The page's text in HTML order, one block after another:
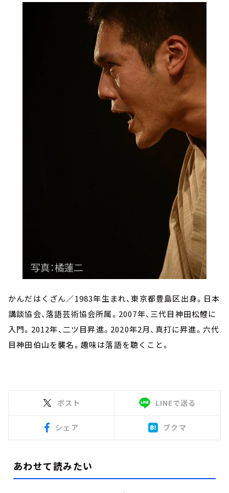
かんだはくざん／1983年生まれ、東京都豊島区出身。日本
講談協会、落語芸術協会所属。2007年、三代目神田松鯉に
入門。2012年、二ツ目昇進。2020年2月、真打に昇進。六代
目神田伯山を襲名。趣味は落語を聴くこと。
ポスト LINEで送る
シェア ブクマ
あわせて読みたい